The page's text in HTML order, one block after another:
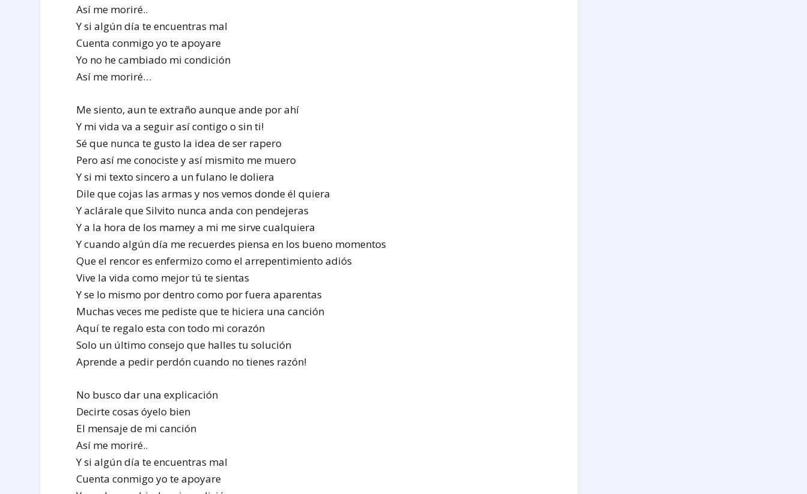
Así me moriré..
Y si algún día te encuentras mal
Cuenta conmigo yo te apoyare
Yo no he cambiado mi condición
Así me moriré…
Me siento, aun te extraño aunque ande por ahí
Y mi vida va a seguir así contigo o sin ti!
Sé que nunca te gusto la idea de ser rapero
Pero así me conociste y así mismito me muero
Y si mi texto sincero a un fulano le doliera
Dile que cojas las armas y nos vemos donde él quiera
Y aclárale que Silvito nunca anda con pendejeras
Y a la hora de los mamey a mi me sirve cualquiera
Y cuando algún día me recuerdes piensa en los bueno momentos
Que el rencor es enfermizo como el arrepentimiento adiós
Vive la vida como mejor tú te sientas
Y se lo mismo por dentro como por fuera aparentas
Muchas veces me pediste que te hiciera una canción
Aquí te regalo esta con todo mi corazón
Solo un último consejo que halles tu solución
Aprende a pedir perdón cuando no tienes razón!
No busco dar una explicación
Decirte cosas óyelo bien
El mensaje de mi canción
Así me moriré..
Y si algún día te encuentras mal
Cuenta conmigo yo te apoyare